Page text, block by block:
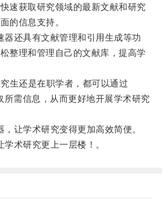
速获取研究领域的最新文献和研究
的信息支持。
还具有文献管理和引用生成等功
整理和管理自己的文献库，提高学
还是在职学者，都可以通过
所需信息，从而更好地开展学术研究
学术研究变得更加高效简便。
术研究更上一层楼！。